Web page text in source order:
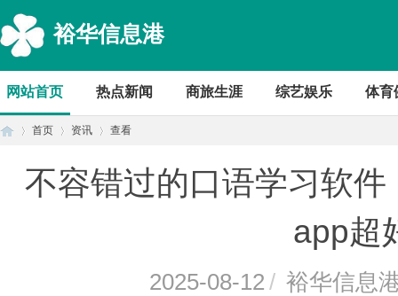
裕华信息港
网站首页 热点新闻 商旅生涯 综艺娱乐 体育
首页 资讯 查看
不容错过的口语学习软
app超
2025-08-12 / 裕华信息